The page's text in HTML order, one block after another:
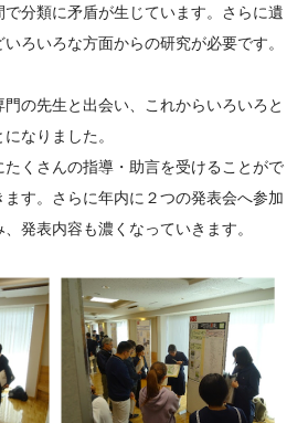
・
成プ
中谷財団アーカイブ
分類に矛盾が生じています。さらに遺
ろいろな方面からの研究が必要です。
の先生と出会い、これからいろいろと
なりました。
くさんの指導・助言を受けることがで
す。さらに年内に２つの発表会へ参加
発表内容も濃くなっていきます。